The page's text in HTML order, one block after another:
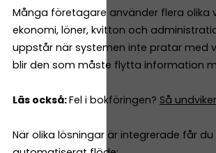
Många företagare använder flera olika
ekonomi, löner, kvitton och
uppstår när systemen inte pratar med
blir den som måste flytta information
Läs också:Fel i bokföringen? Så
När olika lösningar är integrerade får